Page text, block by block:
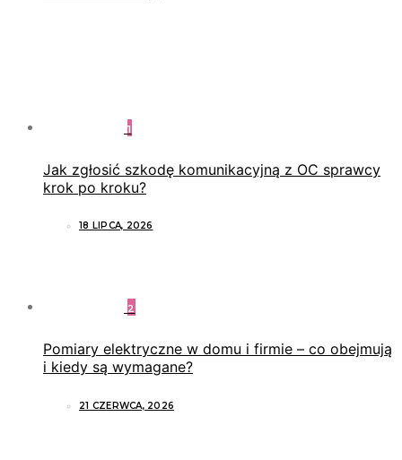
1
Jak zgłosić szkodę komunikacyjną z OC sprawcy
krok po kroku?
18 LIPCA, 2026
2
Pomiary elektryczne w domu i firmie – co obejmują
i kiedy są wymagane?
21 CZERWCA, 2026